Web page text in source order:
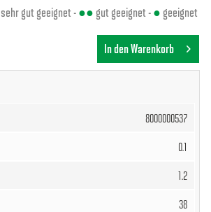
sehr gut geeignet -●● gut geeignet -● geeignet
In den Warenkorb
8000000537
0.1
1.2
38